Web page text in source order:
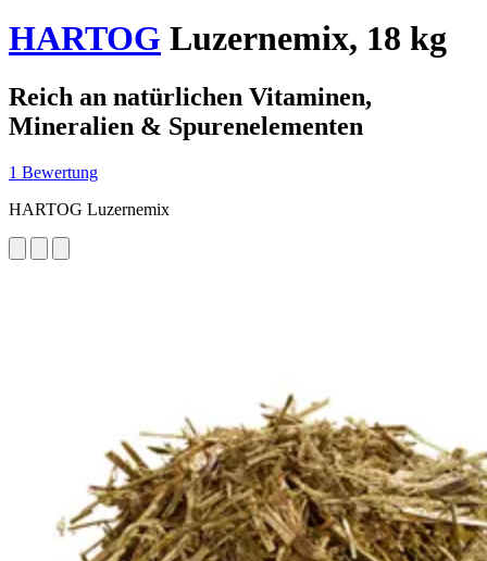
HARTOG Luzernemix, 18 kg
Reich an natürlichen Vitaminen,
Mineralien & Spurenelementen
1 Bewertung
HARTOG Luzernemix